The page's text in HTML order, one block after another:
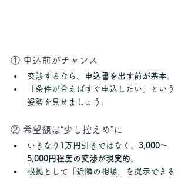
① 申込前がチャンス
交渉するなら、 申込書を出す前が基本。
「条件が合えばすぐ申込したい」という
姿勢を見せましょう。
② 希望額は“少し控えめ”に
いきなり1万円引きではなく、 3,000〜
5,000円程度の交渉が現実的。
根拠として「近隣の相場」を提示できる